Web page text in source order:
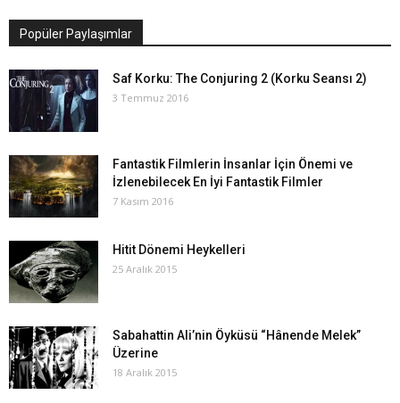
Popüler Paylaşımlar
Saf Korku: The Conjuring 2 (Korku Seansı 2)
3 Temmuz 2016
Fantastik Filmlerin İnsanlar İçin Önemi ve
İzlenebilecek En İyi Fantastik Filmler
7 Kasım 2016
Hitit Dönemi Heykelleri
25 Aralık 2015
Sabahattin Ali’nin Öyküsü “Hânende Melek”
Üzerine
18 Aralık 2015